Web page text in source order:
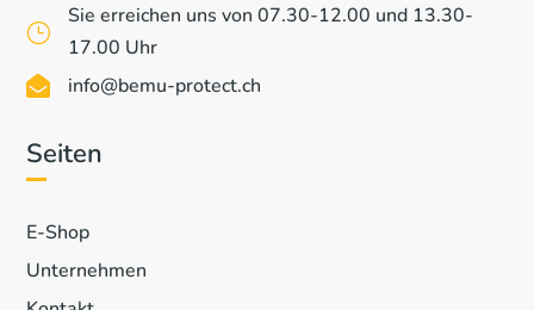
}
Sie erreichen uns von 07.30-12.00 und 13.30-
17.00 Uhr
 info@bemu-protect.ch
Seiten
E-Shop
Unternehmen